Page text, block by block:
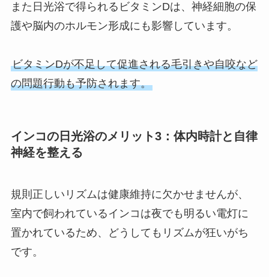
また日光浴で得られるビタミンDは、神経細胞の保
護や脳内のホルモン形成にも影響しています。
ビタミンDが不足して促進される毛引きや自咬など
の問題行動も予防されます。
インコの日光浴のメリット3：体内時計と自律
神経を整える
規則正しいリズムは健康維持に欠かせませんが、
室内で飼われているインコは夜でも明るい電灯に
置かれているため、どうしてもリズムが狂いがち
です。